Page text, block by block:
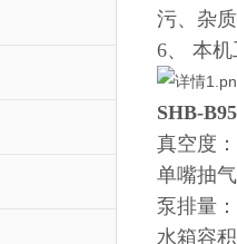
污、杂
6、 本
SHB-
真空度
单嘴抽
泵排量
水箱容